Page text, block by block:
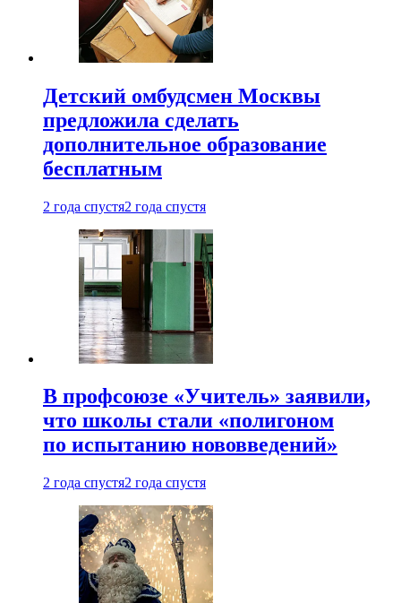
Детский омбудсмен Москвы
предложила сделать
дополнительное образование
бесплатным
2 года спустя2 года спустя
В профсоюзе «Учитель» заявили,
что школы стали «полигоном
по испытанию нововведений»
2 года спустя2 года спустя